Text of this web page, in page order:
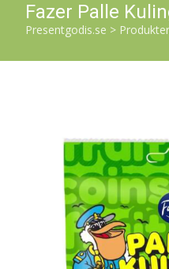
Fazer Palle
Presentgodis.se > Produkter